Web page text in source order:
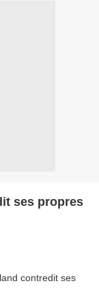
ses propres